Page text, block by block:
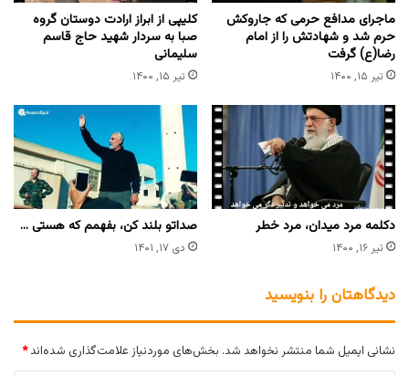
ماجرای مدافع حرمی که جاروکش
حرم شد و شهادتش را از امام
رضا(ع) گرفت
تیر ۱۵, ۱۴۰۰
کلیپی از ابراز ارادت دوستان گروه
صبا به سردار شهید حاج قاسم
سلیمانی
تیر ۱۵, ۱۴۰۰
دکلمه مرد میدان، مرد خطر
تیر ۱۶, ۱۴۰۰
صداتو بلند کن، بفهمم که هستی …
دی ۱۷, ۱۴۰۱
دیدگاهتان را بنویسید
نشانی ایمیل شما منتشر نخواهد شد. بخش‌های موردنیاز علامت‌گذاری شده‌اند*